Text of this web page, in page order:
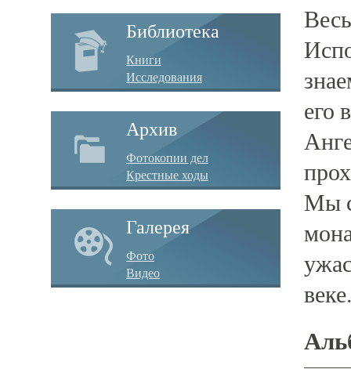
Библиотека
Книги
Исследования
Архив
Фотокопии дел
Крестные ходы
Галерея
Фото
Видео
его
Мы
веке.